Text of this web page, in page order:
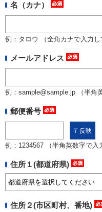
名（カナ）
例：タロウ （全角カナで入力し
メールアドレス
例：sample@sample.jp （半角
郵便番号
例：1234567 （半角英数字で入
住所１(都道府県)
住所２(市区町村、番地)